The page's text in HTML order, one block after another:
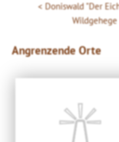
Doniswald "Der
Angrenzende Orte